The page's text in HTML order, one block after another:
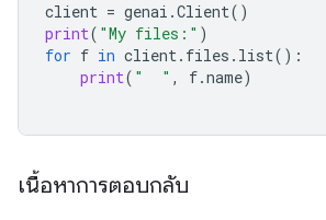
client = genai .Client()
print( "My files:" )
for f in client. files . list():
print( "  " , f.name)
เนื้อหาการตอบกลับ